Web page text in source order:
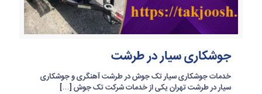
جوشکاری سیار در طرشت
خدمات جوشکاری سیار تک جوش در طرشت آهنگری و جوشکاری
سیار در طرشت تهران یکی از خدمات شرکت تک جوش […]